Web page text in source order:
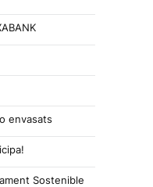
envasats
Sostenible